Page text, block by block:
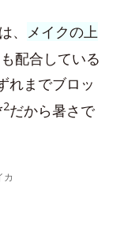
、 メイクの上
も配合している
れまでブロッ
2だから暑さで
カ